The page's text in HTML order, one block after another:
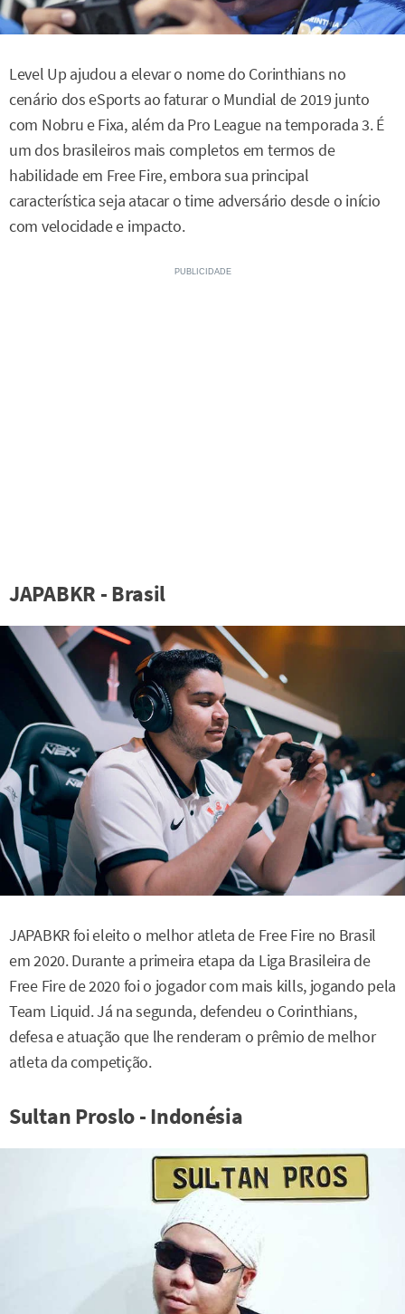
Level Up ajudou a elevar o nome do Corinthians no
cenário dos eSports ao faturar o Mundial de 2019 junto
com Nobru e Fixa, além da Pro League na temporada 3. É
um dos brasileiros mais completos em termos de
habilidade em Free Fire, embora sua principal
característica seja atacar o time adversário desde o início
com velocidade e impacto.
JAPABKR - Brasil
JAPABKR foi eleito o melhor atleta de Free Fire no Brasil
em 2020. Durante a primeira etapa da Liga Brasileira de
Free Fire de 2020 foi o jogador com mais kills, jogando pela
Team Liquid. Já na segunda, defendeu o Corinthians,
defesa e atuação que lhe renderam o prêmio de melhor
atleta da competição.
Sultan Proslo - Indonésia